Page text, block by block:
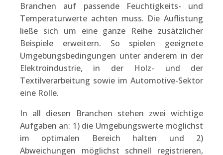
Branchen auf passende Feuchtigkeits- und
Temperaturwerte achten muss. Die Auflistung
ließe sich um eine ganze Reihe zusätzlicher
Beispiele erweitern. So spielen geeignete
Umgebungsbedingungen unter anderem in der
Elektroindustrie, in der Holz- und der
Textilverarbeitung sowie im Automotive-Sektor
eine Rolle.
In all diesen Branchen stehen zwei wichtige
Aufgaben an: 1) die Umgebungswerte möglichst
im optimalen Bereich halten und 2)
Abweichungen möglichst schnell registrieren,